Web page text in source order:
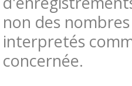
non des
interpretés
concernée.